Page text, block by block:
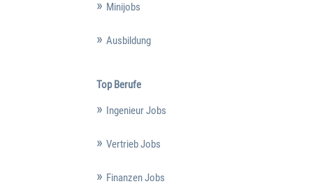
Minijobs
Ausbildung
Top Berufe
Ingenieur Jobs
Vertrieb Jobs
Finanzen Jobs